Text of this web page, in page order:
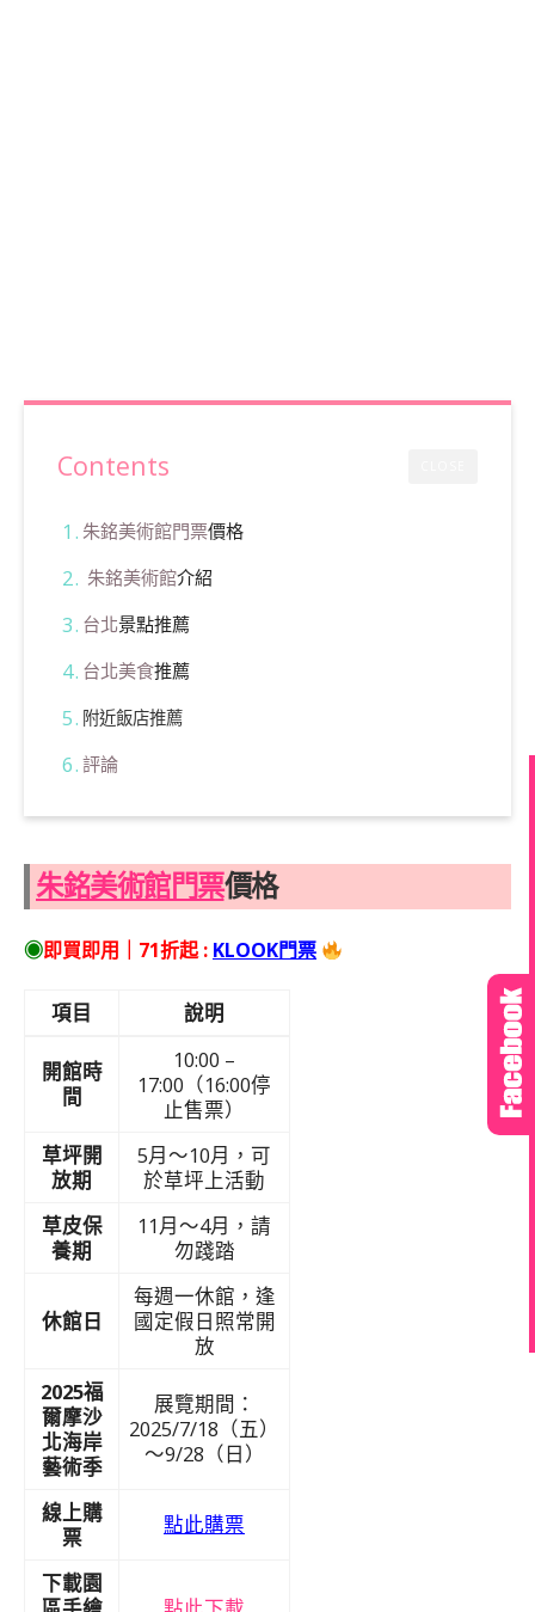
Contents
朱銘美術館門票價格
朱銘美術館介紹
台北景點推薦
台北美食推薦
附近飯店推薦
評論
朱銘美術館門票價格
◉即買即用｜71折起 : KLOOK門票
項目 說明
開館時
間
10:00 –
17:00（16:00停
止售票）
草坪開
放期
5月～10月，可
於草坪上活動
草皮保
養期
11月～4月，請
勿踐踏
休館日
每週一休館，逢
國定假日照常開
放
2025福
爾摩沙
北海岸
藝術季
展覽期間：
2025/7/18（五）
～9/28（日）
線上購
票
點此購票
下載園